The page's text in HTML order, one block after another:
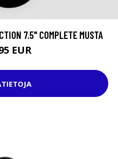
7.5" COMPLETE MUSTA
EUR